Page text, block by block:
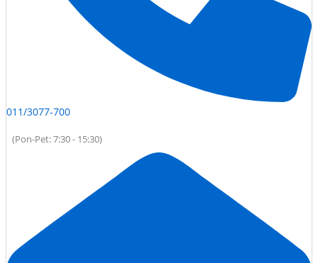
011/3077-700
(Pon-Pet: 7:30 - 15:30)